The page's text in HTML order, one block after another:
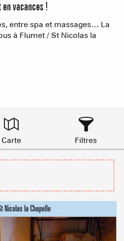
en vacances !
entre spa et massages… La
à Flumet / St Nicolas la
Carte Filtres